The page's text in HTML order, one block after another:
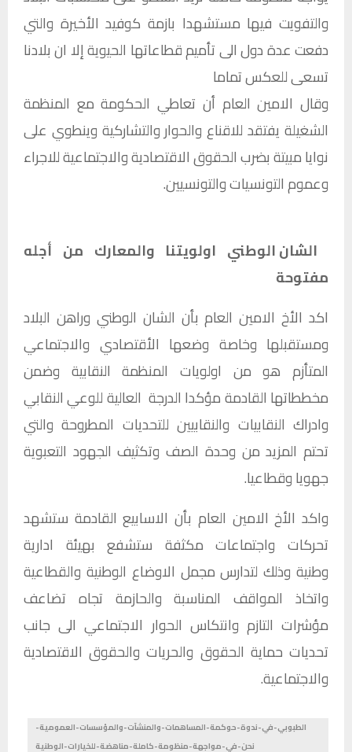
والتفويت فيها مستشهدا بازمة كوفيد الأخيرة والتي
دفعت عدة دول الى تأميم قطاعاتها الحيوية إلا ان بلادنا
تسعى للعكس تماما
وقال الامين العام أن تعاطي الحكومة مع المنظمة
الشغيلة يفتقد للاقناع والحوار والتشاركية وينطوي على
نوايا مبيتة بضرب الحقوق الاقتصادية والاجتماعية للاجراء
وعموم التونسيات والتونسيين.
الشان الوطني اولويتنا والمعارك من أجله
مفتوحة
اكد الأخ الامين العام بأن الشان الوطني وراهن البلاد
ومستقبلها وخاصة وضعها الأقتصادي والاجتماعي
المتأزم هو من اولويات المنظمة النقابية وضمن
مخططاتها القادمة مؤكدا الدرجة العالية للوعي النقابي
وادراك النقابيات والنقابيين للتحديات المطروحة والتي
تحتم المزيد من وحدة الصف وتكثيف الجهود التعبوية
جهويا وقطاعيا.
واكد الأخ الامين العام بأن الاسابيع القادمة ستشهد
تحركات واجتماعات مكثفة ستشفع بهيئة ادارية
وطنية وذلك لتدارس مجمل الاوضاع الوطنية والقطاعية
واتخاذ المواقف المناسبة والحازمة تجاه تضاعف
مؤشرات التازم وانتكاس الحوار الاجتماعي الى جانب
تحديات حماية الحقوق والحريات والحقوق الاقتصادية
والاجتماعية.
الطبوبي-في-ندوة-حوكمة-المساهمات-والمنشآت-والمؤسسات-العمومية-
نحن-في-مواجهة-منظومة-كاملة-مناهضة-للخيارات-الوطنية